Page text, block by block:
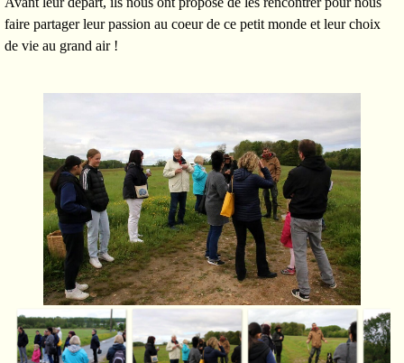
faire partager leur passion au coeur de ce petit monde et leur choix
de vie au grand air !